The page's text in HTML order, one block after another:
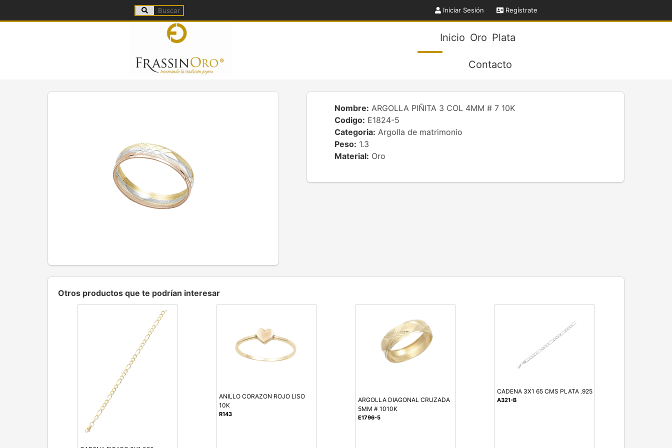
Iniciar Sesión Regístrate
Inicio Oro Plata
Contacto
Nombre: ARGOLLA PIÑITA 3 COL 4MM # 7 10K
Codigo: E1824-5
Categoria: Argolla de matrimonio
Peso: 1.3
Material: Oro
Otros productos que te podrían interesar
ANILLO CORAZON ROJO LISO
10K
R143
ARGOLLA DIAGONAL CRUZADA
5MM # 1010K
E1796-5
CADENA 3X1 65 CMS PLATA .925
A321-B